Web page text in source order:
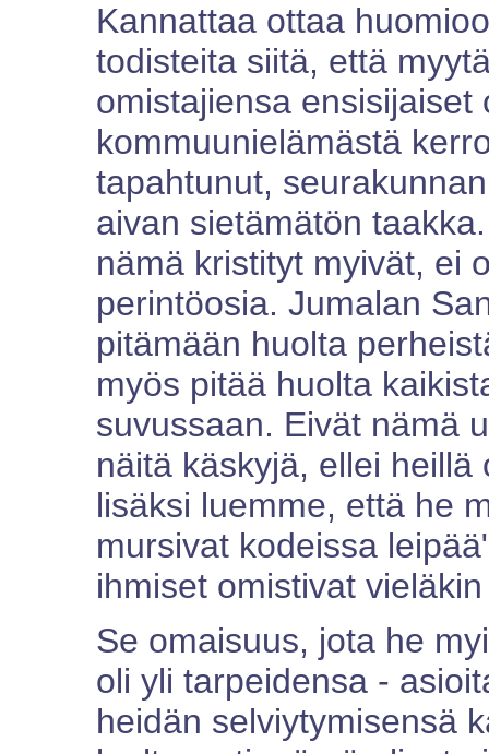
Kannattaa ottaa
todisteita siitä, että
omistajiensa
kommuunielämästä
tapahtunut,
aivan sietämätön
nämä kristityt myivät, ei
perintöosia. Jumalan
pitämään huolta
myös pitää huolta
suvussaan. Eivät nämä
näitä käskyjä, ellei
lisäksi luemme, että he
mursivat kodeissa
ihmiset omistivat
Se omaisuus, jota he
oli yli tarpeidensa -
heidän selviytymisensä